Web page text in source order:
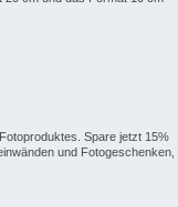
Spare jetzt 15%
und Fotogeschenken,